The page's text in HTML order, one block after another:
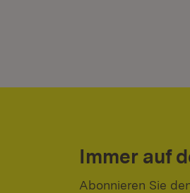
Immer auf
Abonnieren Sie